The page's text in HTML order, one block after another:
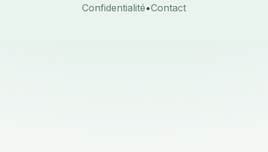
Confidentialité•Contact